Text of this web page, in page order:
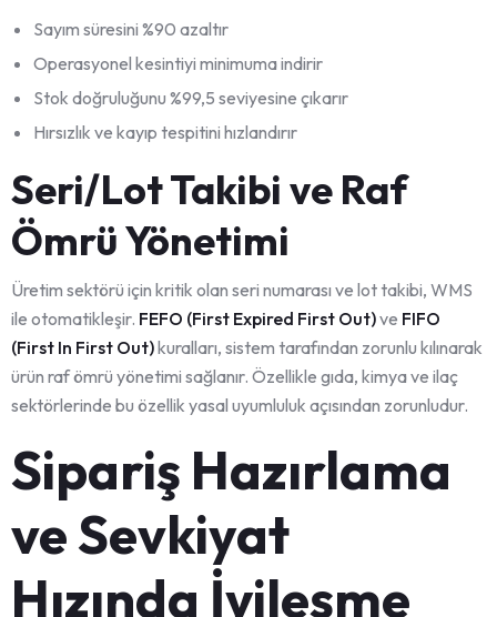
Sayım süresini %90 azaltır
Operasyonel kesintiyi minimuma indirir
Stok doğruluğunu %99,5 seviyesine çıkarır
Hırsızlık ve kayıp tespitini hızlandırır
Seri/Lot Takibi ve Raf
Ömrü Yönetimi
Üretim sektörü için kritik olan seri numarası ve lot takibi, WMS
ile otomatikleşir. FEFO (First Expired First Out)ve FIFO
(First In First Out)kuralları, sistem tarafından zorunlu kılınarak
ürün raf ömrü yönetimi sağlanır. Özellikle gıda, kimya ve ilaç
sektörlerinde bu özellik yasal uyumluluk açısından zorunludur.
Sipariş Hazırlama
ve Sevkiyat
Hızında İyileşme